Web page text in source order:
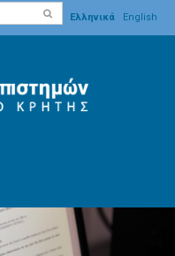
Ελληνικά English